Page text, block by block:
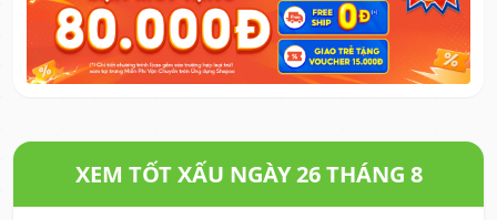
XEM TỐT XẤU NGÀY 26 THÁNG 8